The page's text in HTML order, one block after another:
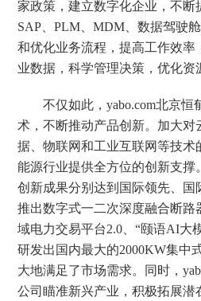
家政策，建立数字化企业，不断
SAP、PLM、MDM、数据驾驶
和优化业务流程，提高工作效率
业数据，科学管理决策，优化资
不仅如此，yabo.com北京恒
术，不断推动产品创新。加大对
据、物联网和工业互联网等技术
能源行业提供全方位的创新支撑
创新成果分别达到国际领先、国
推出数字式一二次深度融合断路
域电力交易平台2.0、“颐语AI大
研发出国内最大的2000KW集中
大地满足了市场需求。同时，
公司瞄准新兴产业，积极拓展潜